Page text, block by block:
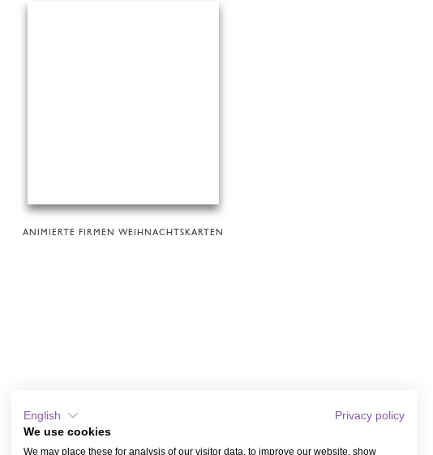
ANIMIERTE FIRMEN WEIHNACHTSKARTEN
English
Privacy policy
We use cookies
We may place these for analysis of our visitor data, to improve our website, show